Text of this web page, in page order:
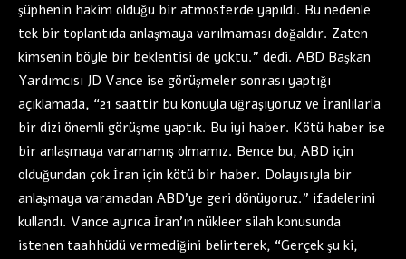
şüphenin hakim olduğu bir atmosferde yapıldı. Bu nedenle
tek bir toplantıda anlaşmaya varılmaması doğaldır. Zaten
kimsenin böyle bir beklentisi de yoktu.” dedi. ABD Başkan
Yardımcısı JD Vance ise görüşmeler sonrası yaptığı
açıklamada, “21 saattir bu konuyla uğraşıyoruz ve İranlılarla
bir dizi önemli görüşme yaptık. Bu iyi haber. Kötü haber ise
bir anlaşmaya varamamış olmamız. Bence bu, ABD için
olduğundan çok İran için kötü bir haber. Dolayısıyla bir
anlaşmaya varamadan ABD’ye geri dönüyoruz.” ifadelerini
kullandı. Vance ayrıca İran’ın nükleer silah konusunda
istenen taahhüdü vermediğini belirterek, “Gerçek şu ki,